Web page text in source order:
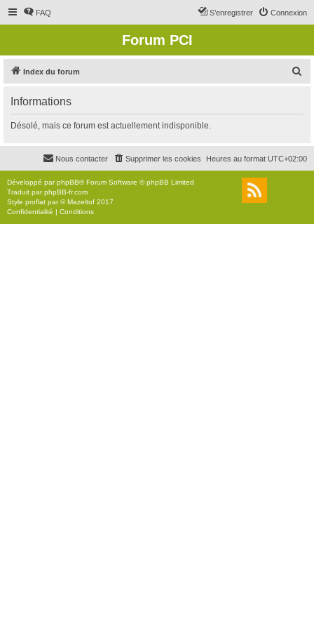
FAQ Connexion
S’enregistrer
Forum PCI
Index du forum
r
c
r
Informations
Désolé, mais ce forum est actuellement indisponible.
Heures au format UTC+02:00
Supprimer les cookies
Nous contacter
Développé parphpBB® Forum Software © phpBB Limited
Traduit parphpBB-fr.com
Style proflat par ©Mazeltof 2017
Confidentialité | Conditions